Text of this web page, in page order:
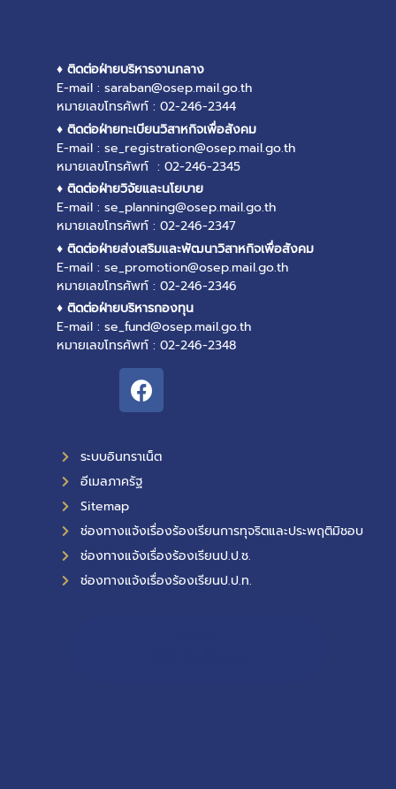
♦ ติดต่อฝ่ายบริหารงานกลาง
E-mail : saraban@osep.mail.go.th
หมายเลขโทรศัพท์ : 02-246-2344
♦ ติดต่อฝ่ายทะเบียนวิสาหกิจเพื่อสังคม
E-mail : se_registration@osep.mail.go.th
หมายเลขโทรศัพท์ : 02-246-2345
♦ ติดต่อฝ่ายวิจัยและนโยบาย
E-mail : se_planning@osep.mail.go.th
หมายเลขโทรศัพท์ : 02-246-2347
♦ ติดต่อฝ่ายส่งเสริมและพัฒนาวิสาหกิจเพื่อสังคม
E-mail : se_promotion@osep.mail.go.th
หมายเลขโทรศัพท์ : 02-246-2346
♦ ติดต่อฝ่ายบริหารกองทุน
E-mail : se_fund@osep.mail.go.th
หมายเลขโทรศัพท์ : 02-246-2348
ระบบอินทราเน็ต
อีเมลภาครัฐ
Sitemap
ช่องทางแจ้งเรื่องร้องเรียนการทุจริตและประพฤติมิชอบ
ช่องทางแจ้งเรื่องร้องเรียนป.ป.ช.
ช่องทางแจ้งเรื่องร้องเรียนป.ป.ท.